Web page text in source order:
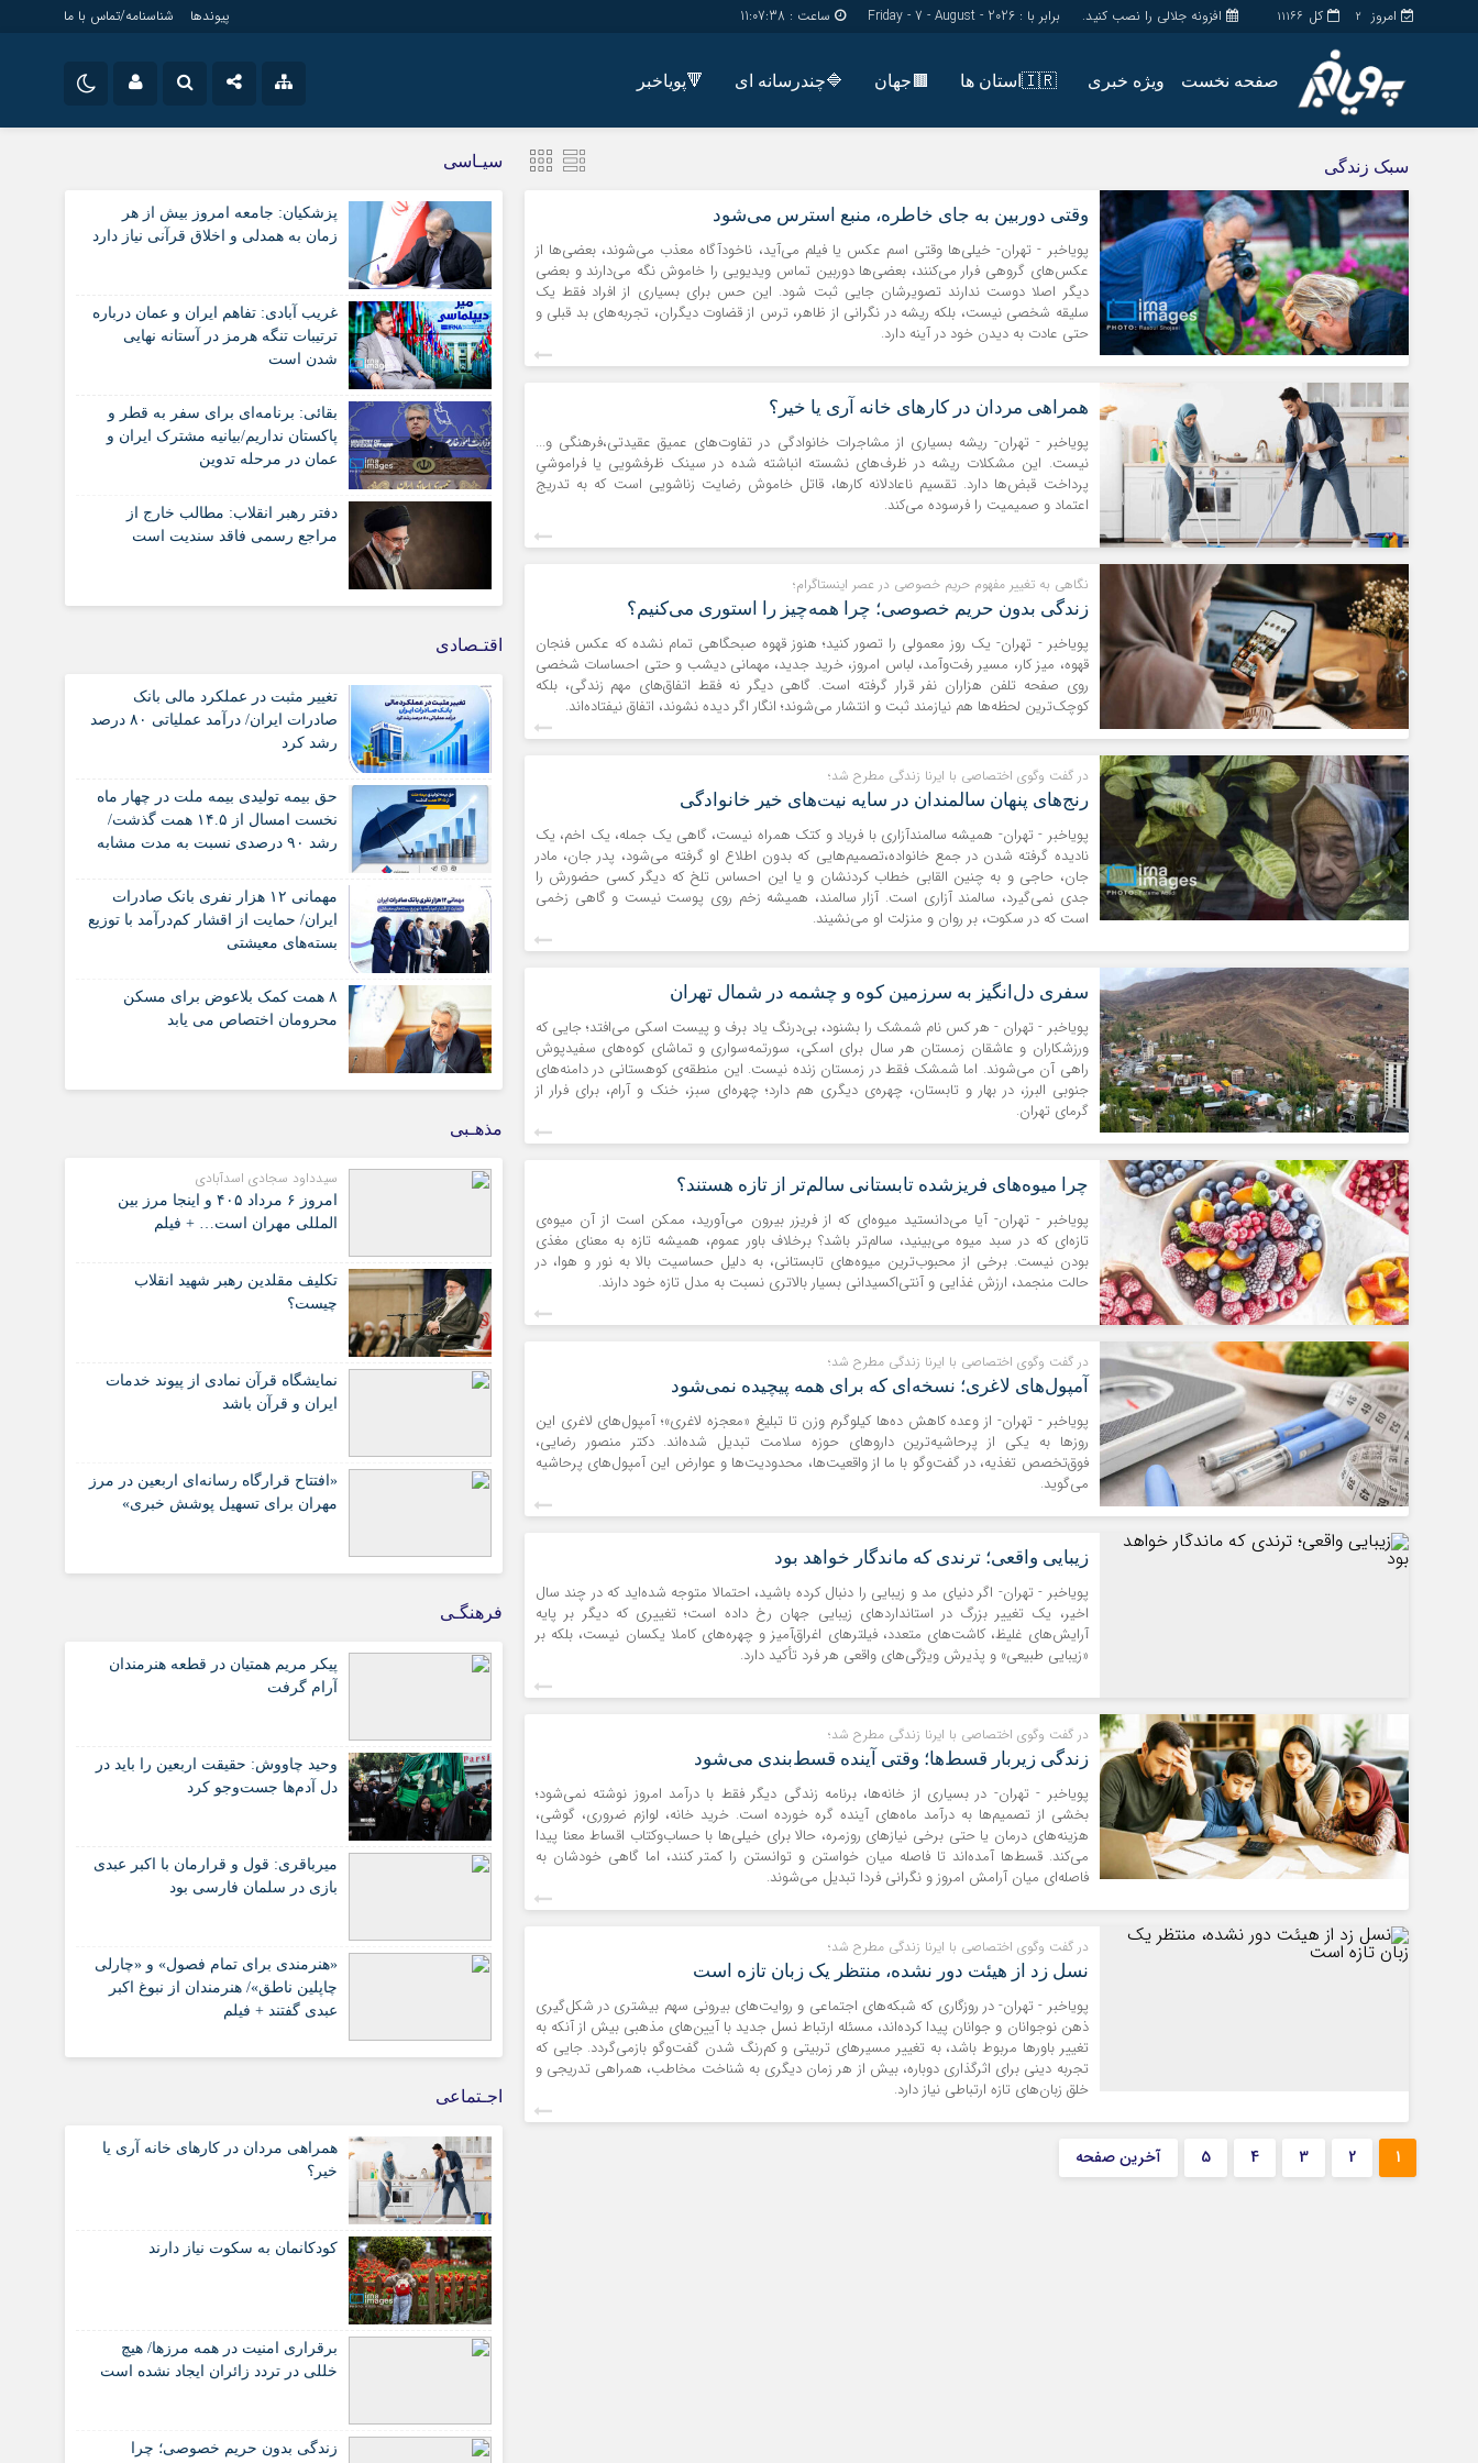
کل 11166 امروز 2 افزونه جلالی را نصب کنید. برابر با : Friday - 7 - August - 2026 ساعت : 11:07:38 پیوندها شناسنامه/تماس با ما
صفحه نخست ویژه خبری 🇮🇷استان ها 🟫جهان 🔷چندرسانه ای 🔻پویاخبر
سروش
آپارات
رمز عبور
مرا به خاطر بسپار
جامعه
اقتصاد
سیاسی
فرهنگ
گالری فیلم
گالری عکس
حساب مشتری
پیوندهای سایت
سبد خريد
برگه دو ستونه
پیوندها
گروه سیاسی
گروه فرهنگ
اقتصاد
سیاسی
سبک زندگی
وقتی دوربین به جای خاطره، منبع استرس می‌شود
پویاخبر - تهران- خیلی‌ها وقتی اسم عکس یا فیلم می‌آید، ناخودآگاه معذب می‌شوند، بعضی‌ها از
عکس‌های گروهی فرار می‌کنند، بعضی‌ها دوربین تماس ویدیویی را خاموش نگه می‌دارند و بعضی
دیگر اصلا دوست ندارند تصویرشان جایی ثبت شود. این حس برای بسیاری از افراد فقط یک
سلیقه شخصی نیست، بلکه ریشه در نگرانی از ظاهر، ترس از قضاوت دیگران، تجربه‌های بد قبلی و
حتی عادت به دیدن خود در آینه دارد.
همراهی مردان در کارهای خانه آری یا خیر؟
پویاخبر - تهران- ریشه بسیاری از مشاجرات خانوادگی در تفاوت‌های عمیق عقیدتی،فرهنگی و...
نیست. این مشکلات ریشه در ظرف‌های نشسته انباشته شده در سینک ظرفشویی یا فراموشیِ
پرداخت قبض‌ها دارد. تقسیم ناعادلانه کارها، قاتل خاموش رضایت زناشویی است که به تدریج
اعتماد و صمیمیت را فرسوده می‌کند.
نگاهی به تغییر مفهوم حریم خصوصی در عصر اینستاگرام؛
زندگی بدون حریم خصوصی؛ چرا همه‌چیز را استوری می‌کنیم؟
پویاخبر - تهران- یک روز معمولی را تصور کنید؛ هنوز قهوه صبحگاهی تمام نشده که عکس فنجان
قهوه، میز کار، مسیر رفت‌وآمد، لباس امروز، خرید جدید، مهمانی دیشب و حتی احساسات شخصی
روی صفحه تلفن هزاران نفر قرار گرفته است. گاهی دیگر نه فقط اتفاق‌های مهم زندگی، بلکه
کوچک‌ترین لحظه‌ها هم نیازمند ثبت و انتشار می‌شوند؛ انگار اگر دیده نشوند، اتفاق نیفتاده‌اند.
در گفت وگوی اختصاصی با ایرنا زندگی مطرح شد؛
رنج‌های پنهان سالمندان در سایه نیت‌های خیر خانوادگی
پویاخبر - تهران- همیشه سالمندآزاری با فریاد و کتک همراه نیست، گاهی یک جمله، یک اخم، یک
نادیده گرفته شدن در جمع خانواده،تصمیم‌هایی که بدون اطلاع او گرفته می‌شود، پدر جان، مادر
جان، حاجی و به چنین القابی خطاب کردنشان و یا این احساس تلخ که دیگر کسی حضورش را
جدی نمی‌گیرد، سالمند آزاری است. آزار سالمند، همیشه زخم روی پوست نیست و گاهی زخمی
است که در سکوت، بر روان و منزلت او می‌نشیند.
سفری دل‌انگیز به سرزمین کوه و چشمه در شمال تهران
پویاخبر - تهران - هر کس نام شمشک را بشنود، بی‌درنگ یاد برف و پیست اسکی می‌افتد؛ جایی که
ورزشکاران و عاشقان زمستان هر سال برای اسکی، سورتمه‌سواری و تماشای کوه‌های سفیدپوش
راهی آن می‌شوند. اما شمشک فقط در زمستان زنده نیست. این منطقه‌ی کوهستانی در دامنه‌های
جنوبی البرز، در بهار و تابستان، چهره‌ی دیگری هم دارد؛ چهره‌ای سبز، خنک و آرام، برای فرار از
گرمای تهران.
چرا میوه‌های فریزشده تابستانی سالم‌تر از تازه هستند؟
پویاخبر - تهران- آیا می‌دانستید میوه‌ای که از فریزر بیرون می‌آورید، ممکن است از آن میوه‌ی
تازه‌ای که در سبد میوه می‌بینید، سالم‌تر باشد؟ برخلاف باور عموم، همیشه تازه به معنای مغذی‌
بودن نیست. برخی از محبوب‌ترین میوه‌های تابستانی، به دلیل حساسیت بالا به نور و هوا، در
حالت منجمد، ارزش غذایی و آنتی‌اکسیدانی بسیار بالاتری نسبت به مدل تازه خود دارند.
در گفت وگوی اختصاصی با ایرنا زندگی مطرح شد؛
آمپول‌های لاغری؛ نسخه‌ای که برای همه پیچیده نمی‌شود
پویاخبر - تهران- از وعده کاهش ده‌ها کیلوگرم وزن تا تبلیغ «معجزه لاغری»؛ آمپول‌های لاغری این
روزها به یکی از پرحاشیه‌ترین داروهای حوزه سلامت تبدیل شده‌اند. دکتر منصور رضایی،
فوق‌تخصص تغذیه، در گفت‌وگو با ما از واقعیت‌ها، محدودیت‌ها و عوارض این آمپول‌های پرحاشیه
می‌گوید.
زیبایی واقعی؛ ترندی که ماندگار خواهد بود
پویاخبر - تهران- اگر دنیای مد و زیبایی را دنبال کرده باشید، احتمالا متوجه شده‌اید که در چند سال
اخیر، یک تغییر بزرگ در استانداردهای زیبایی جهان رخ داده است؛ تغییری که دیگر بر پایه
آرایش‌های غلیظ، کاشت‌های متعدد، فیلترهای اغراق‌آمیز و چهره‌های کاملا یکسان نیست، بلکه بر
«زیبایی طبیعی» و پذیرش ویژگی‌های واقعی هر فرد تأکید دارد.
در گفت وگوی اختصاصی با ایرنا زندگی مطرح شد؛
زندگی زیربار قسط‌ها؛ وقتی آینده قسط‌بندی می‌شود
پویاخبر - تهران- در بسیاری از خانه‌ها، برنامه زندگی دیگر فقط با درآمد امروز نوشته نمی‌شود؛
بخشی از تصمیم‌ها به درآمد ماه‌های آینده گره خورده است. خرید خانه، لوازم ضروری، گوشی،
هزینه‌های درمان یا حتی برخی نیازهای روزمره، حالا برای خیلی‌ها با حساب‌وکتاب اقساط معنا پیدا
می‌کند. قسط‌ها آمده‌اند تا فاصله میان خواستن و توانستن را کمتر کنند، اما گاهی خودشان به
فاصله‌ای میان آرامش امروز و نگرانی فردا تبدیل می‌شوند.
در گفت وگوی اختصاصی با ایرنا زندگی مطرح شد؛
نسل زد از هیئت دور نشده، منتظر یک زبان تازه است
پویاخبر - تهران- در روزگاری که شبکه‌های اجتماعی و روایت‌های بیرونی سهم بیشتری در شکل‌گیری
ذهن نوجوانان و جوانان پیدا کرده‌اند، مسئله ارتباط نسل جدید با آیین‌های مذهبی بیش از آنکه به
تغییر باورها مربوط باشد، به تغییر مسیرهای تربیتی و کم‌رنگ شدن گفت‌وگو بازمی‌گردد. جایی که
تجربه دینی برای اثرگذاری دوباره، بیش از هر زمان دیگری به شناخت مخاطب، همراهی تدریجی و
خلق زبان‌های تازه ارتباطی نیاز دارد.
1
2
3
4
5 آخرین صفحه
سیـاسی
پزشکیان: جامعه امروز بیش از هر
زمان به همدلی و اخلاق قرآنی نیاز دارد
غریب آبادی: تفاهم ایران و عمان درباره
ترتیبات تنگه هرمز در آستانه نهایی
شدن است
بقائی: برنامه‌ای برای سفر به قطر و
پاکستان نداریم/بیانیه مشترک ایران و
عمان در مرحله تدوین
دفتر رهبر انقلاب: مطالب خارج از
مراجع رسمی فاقد سندیت است
اقتـصادی
تغییر مثبت در عملکرد مالی بانک
صادرات ایران/ درآمد عملیاتی ۸۰ درصد
رشد کرد
حق بیمه تولیدی بیمه ملت در چهار ماه
نخست امسال از ۱۴.۵ همت گذشت/
رشد ۹۰ درصدی نسبت به مدت مشابه
مهمانی ۱۲ هزار نفری بانک صادرات
ایران/ حمایت از اقشار کم‌درآمد با توزیع
بسته‌های معیشتی
۸ همت کمک بلاعوض برای مسکن
محرومان اختصاص می یابد
مذهـبی
سیدداود سجادی اسدآبادی
امروز ۶ مرداد ۴۰۵ و اینجا مرز بین
المللی مهران است… + فیلم
تکلیف مقلدین رهبر شهید انقلاب
چیست؟
نمایشگاه قرآن نمادی از پیوند خدمات
ایران و قرآن باشد
«افتتاح قرارگاه رسانه‌ای اربعین در مرز
مهران برای تسهیل پوشش خبری»
فرهنگـی
پیکر مریم همتیان در قطعه هنرمندان
آرام گرفت
وحید چاووش: حقیقت اربعین را باید در
دل آدم‌ها جست‌وجو کرد
میرباقری: قول و قرارمان با اکبر عبدی
بازی در سلمان فارسی بود
«هنرمندی برای تمام فصول» و «چارلی
چاپلین ناطق»/ هنرمندان از نبوغ اکبر
عبدی گفتند + فیلم
اجـتماعی
همراهی مردان در کارهای خانه آری یا
خیر؟
کودکانمان به سکوت نیاز دارند
برقراری امنیت در همه مرزها/ هیچ‌
خللی در تردد زائران ایجاد نشده است
زندگی بدون حریم خصوصی؛ چرا